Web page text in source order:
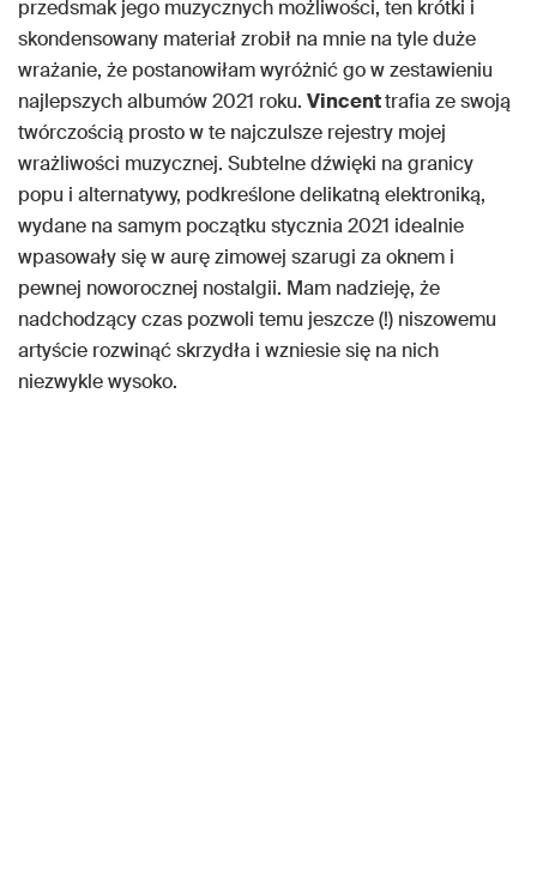
przedsmak jego muzycznych możliwości, ten krótki i
skondensowany materiał zrobił na mnie na tyle duże
wrażanie, że postanowiłam wyróżnić go w zestawieniu
najlepszych albumów 2021 roku. Vincenttrafia ze swoją
twórczością prosto w te najczulsze rejestry mojej
wrażliwości muzycznej. Subtelne dźwięki na granicy
popu i alternatywy, podkreślone delikatną elektroniką,
wydane na samym początku stycznia 2021 idealnie
wpasowały się w aurę zimowej szarugi za oknem i
pewnej noworocznej nostalgii. Mam nadzieję, że
nadchodzący czas pozwoli temu jeszcze (!) niszowemu
artyście rozwinąć skrzydła i wzniesie się na nich
niezwykle wysoko.